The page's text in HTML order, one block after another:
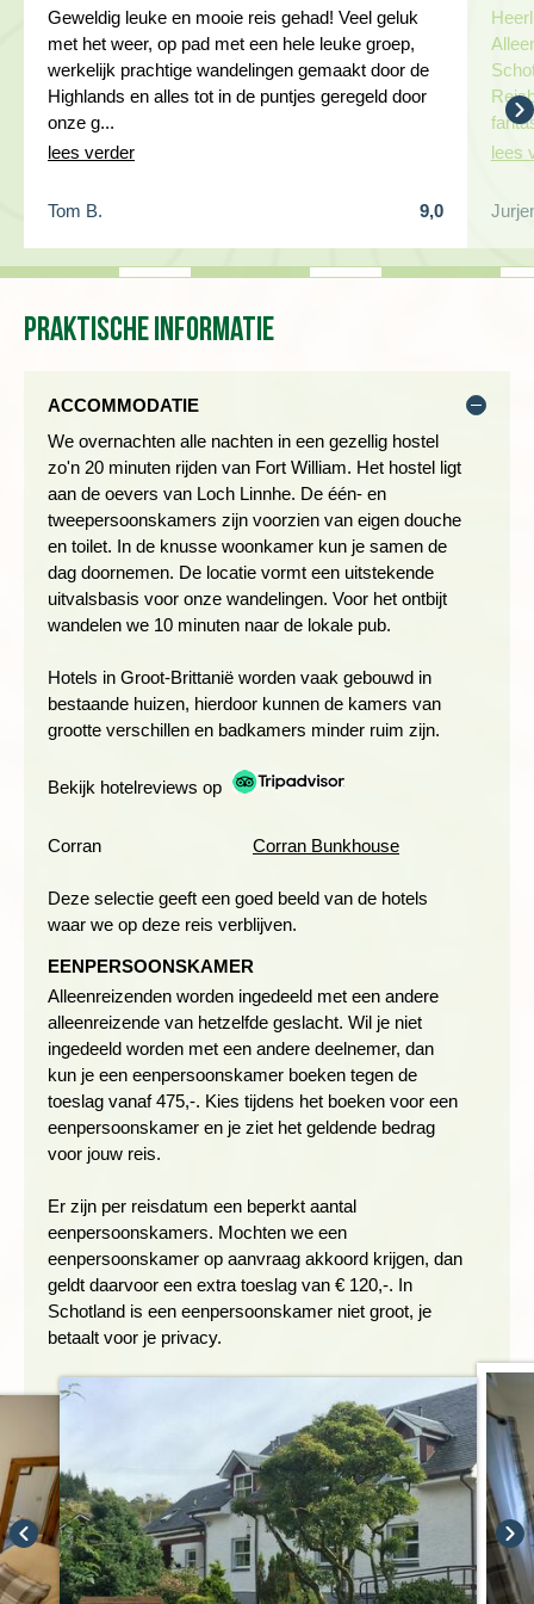
Vandaag verkennen we de omgeving van Glencoe, het
beroemdste dal van Schotland. Hier vond in 1692 het
‘bloedbad van Glencoe’ plaats waarbij leden van de Clan
kenmerkende top (742 meter) aan de westzijde van het dal,
beloond met een geweldig uitzicht op Glencoe, de bergen en
Loch Leven. Wie het vandaag wat rustiger aan wil doen, kan
een alternatieve wandeling maken in hetzelfde gebied, langs
Hoogteverschil: ± 716 meter stijgen en ± 716 meter dalen
Ondergrond: vrij veel klimmen en klauteren over oneffen
rotsachtig pad
LOCH OSSIAN: PRACHTIGE ONGEREPTE NATUUR
Dag 4 Fort William, wandeling Loch Ossian
De wandeling van vandaag begint en eindigt bij het hoogst- en
meest afgelegen station van Groot-Brittannië: Corrour Station.
De treinrit over de West Highland Railway, met onderweg
prachtige uitzichten, duurt ongeveer 45 minuten. Omdat er
behalve de spoorlijn geen wegen naar dit gebied leiden is Loch
Ossian een van de meest afgelegen plekken van het land. We
door zowel bossen als open terrein. Het pad is grotendeels
vlak en zo nu en dan glooiend. Vrijwel overal hebben we goed
zicht op het loch en de omringende bergen.
We hebben grote kans om edelherten, steenarenden en
sneeuwhoenders te zien. Na afloop van de wandeling is het
als buiten kunt zitten met koffie, gebak of een leuk
bordspelletje, terwijl we wachten op de trein.
Lengte: ca. 15 km
Wandelduur: ± 4 uur (ex stops)
Hoogteverschil: ± 50 meter stijgen en dalen
Zwaarte: 1 schoentje
Ondergrond: vrij vlak makkelijk pad
Geweldig leuke en mooie reis gehad! Veel geluk
met het weer, op pad met een hele leuke groep,
werkelijk prachtige wandelingen gemaakt door de
Highlands en alles tot in de puntjes geregeld door
onze g...
lees verder
Tom B. 9,0
lees
Praktische informatie
ACCOMMODATIE
We overnachten alle nachten in een gezellig hostel
zo'n 20 minuten rijden van Fort William. Het hostel ligt
aan de oevers van Loch Linnhe. De één- en
tweepersoonskamers zijn voorzien van eigen douche
en toilet. In de knusse woonkamer kun je samen de
dag doornemen. De locatie vormt een uitstekende
uitvalsbasis voor onze wandelingen. Voor het ontbijt
wandelen we 10 minuten naar de lokale pub.
Hotels in Groot-Brittanië worden vaak gebouwd in
bestaande huizen, hierdoor kunnen de kamers van
grootte verschillen en badkamers minder ruim zijn.
Bekijk hotelreviews op
Corran Corran Bunkhouse
Deze selectie geeft een goed beeld van de hotels
waar we op deze reis verblijven.
EENPERSOONSKAMER
Alleenreizenden worden ingedeeld met een andere
alleenreizende van hetzelfde geslacht. Wil je niet
ingedeeld worden met een andere deelnemer, dan
kun je een eenpersoonskamer boeken tegen de
toeslag vanaf 475,-. Kies tijdens het boeken voor een
eenpersoonskamer en je ziet het geldende bedrag
voor jouw reis.
Er zijn per reisdatum een beperkt aantal
eenpersoonskamers. Mochten we een
eenpersoonskamer op aanvraag akkoord krijgen, dan
geldt daarvoor een extra toeslag van € 120,-. In
Schotland is een eenpersoonskamer niet groot, je
betaalt voor je privacy.